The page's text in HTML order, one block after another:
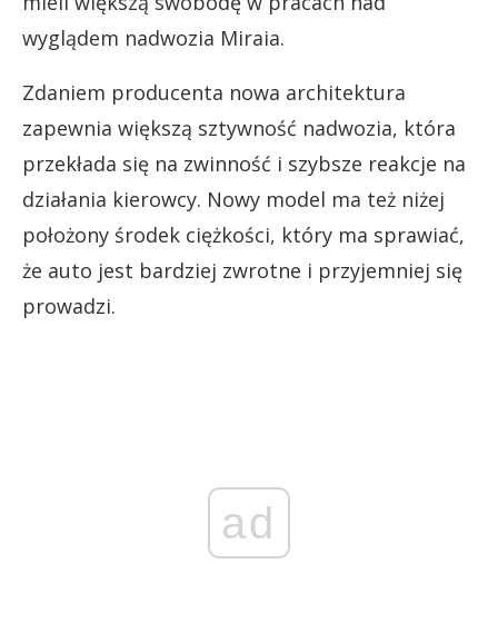
wyglądem nadwozia Miraia.
Zdaniem producenta nowa architektura
zapewnia większą sztywność nadwozia, która
przekłada się na zwinność i szybsze reakcje na
działania kierowcy. Nowy model ma też niżej
położony środek ciężkości, który ma sprawiać,
że auto jest bardziej zwrotne i przyjemniej się
prowadzi.
ad